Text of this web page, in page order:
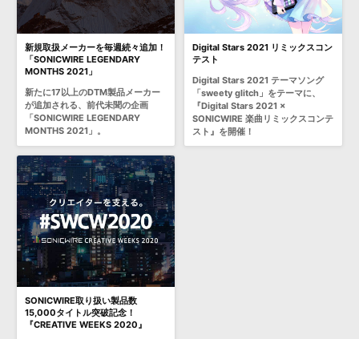
新規取扱メーカーを毎週続々追加！
「SONICWIRE LEGENDARY
MONTHS 2021」
新たに17以上のDTM製品メーカー
が追加される、前代未聞の企画
「SONICWIRE LEGENDARY
MONTHS 2021」。
Digital Stars 2021 リミックスコン
テスト
Digital Stars 2021 テーマソング
「sweety glitch」をテーマに、
『Digital Stars 2021 ×
SONICWIRE 楽曲リミックスコンテ
スト』を開催！
SONICWIRE取り扱い製品数
15,000タイトル突破記念！
『CREATIVE WEEKS 2020』